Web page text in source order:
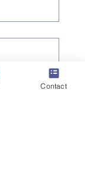
Contact